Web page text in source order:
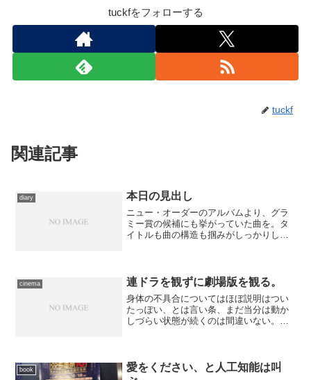
tuckfをフォローする
tuckf
関連記事
diary 本日の見出し
ニュー・オーダーのアルバムより、グラ
ミー賞の候補にも挙がっていた曲を。タ
イトルも曲の構造も掴みがしっかりして
と思っているのですが、以...
cinema 連ドラを観ずに劇場版を観る。
身体の不具合についてはほぼ説明はつい
たっぽい、とは言い条、まだ当分は動か
しづらい状態が続くのは間違いない。と
を色々つけたら、選択肢が...
book
愛をください、と人工知能は叫